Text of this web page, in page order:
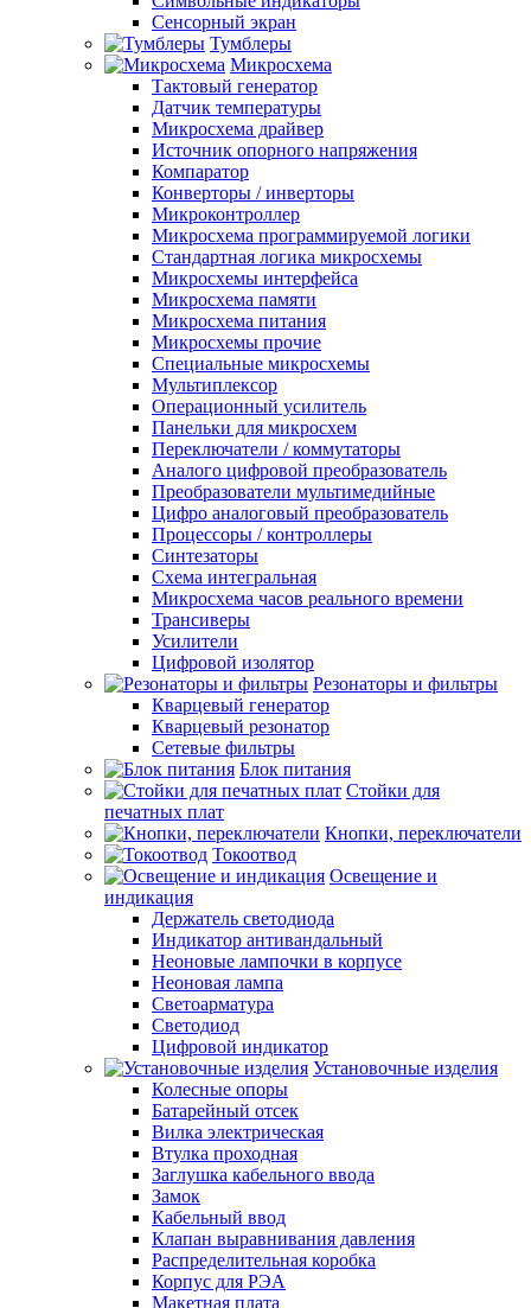
Сенсорный экран
Тумблеры
Микросхема
Тактовый генератор
Датчик температуры
Микросхема драйвер
Источник опорного напряжения
Компаратор
Конверторы / инверторы
Микроконтроллер
Микросхема программируемой логики
Стандартная логика микросхемы
Микросхемы интерфейса
Микросхема памяти
Микросхема питания
Микросхемы прочие
Специальные микросхемы
Мультиплексор
Операционный усилитель
Панельки для микросхем
Переключатели / коммутаторы
Аналого цифровой преобразователь
Преобразователи мультимедийные
Цифро аналоговый преобразователь
Процессоры / контроллеры
Синтезаторы
Схема интегральная
Микросхема часов реального времени
Трансиверы
Усилители
Цифровой изолятор
Резонаторы и фильтры
Кварцевый генератор
Кварцевый резонатор
Сетевые фильтры
Блок питания
Стойки для
печатных плат
Кнопки, переключатели
Токоотвод
Освещение и
индикация
Держатель светодиода
Индикатор антивандальный
Неоновые лампочки в корпусе
Неоновая лампа
Светоарматура
Светодиод
Цифровой индикатор
Установочные изделия
Колесные опоры
Батарейный отсек
Вилка электрическая
Втулка проходная
Заглушка кабельного ввода
Замок
Кабельный ввод
Клапан выравнивания давления
Распределительная коробка
Корпус для РЭА
Макетная плата